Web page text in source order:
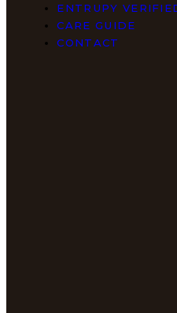
ENTRUPY
CARE GUIDE
CONTACT